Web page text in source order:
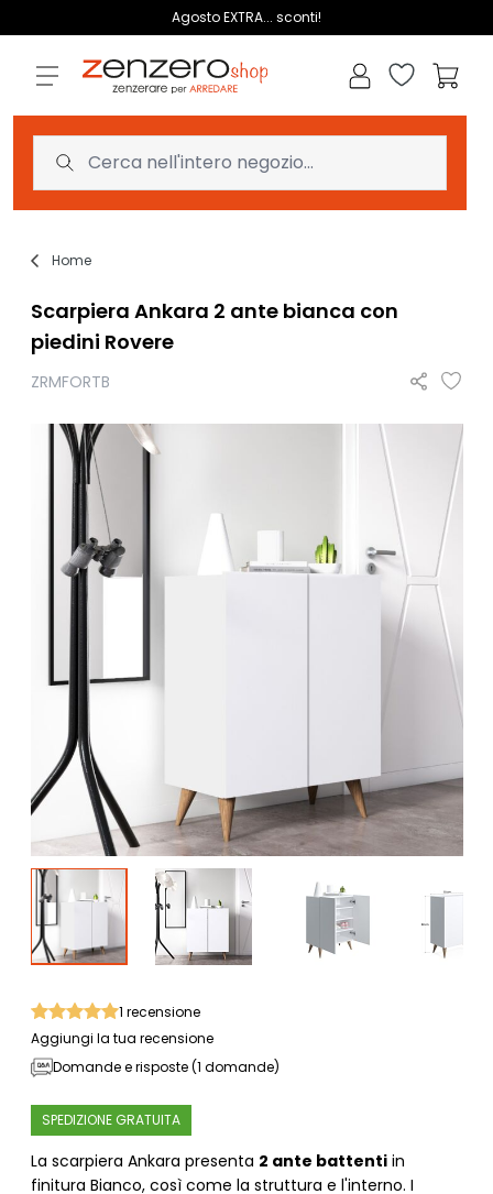
Agosto EXTRA... sconti!
Lista dei
Home
Scarpiera Ankara 2 ante bianca con
piedini Rovere
ZRMFORTB
1 recensione
Aggiungi la tua recensione
Domande e risposte (1 domande)
SPEDIZIONE GRATUITA
La scarpiera Ankara presenta 2 ante battentiin
finitura Bianco, così come la struttura e l'interno. I